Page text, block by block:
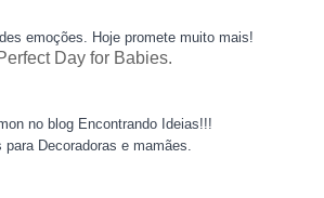
emoções. Hoje promete muito mais!
Day for Babies.
no blog Encontrando Ideias!!!
Decoradoras e mamães.